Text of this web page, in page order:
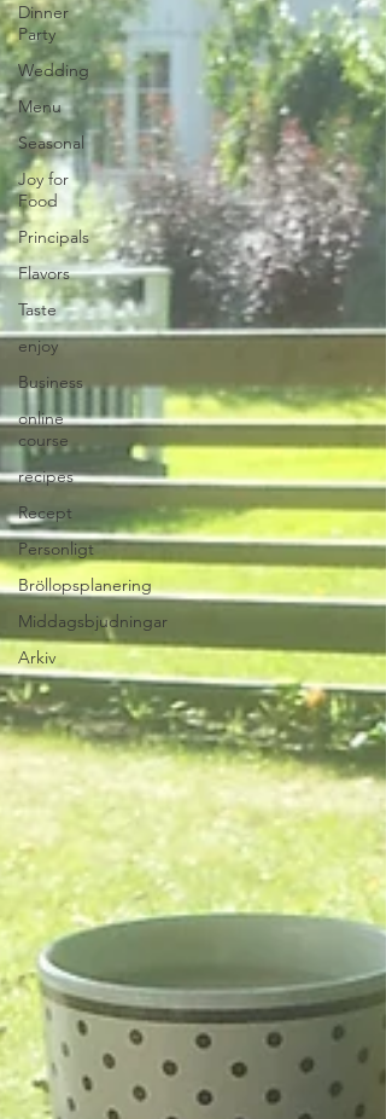
Dinner
Party
Wedding
Menu
Seasonal
Joy for
Food
Principals
Flavors
Taste
enjoy
Business
online
course
recipes
Recept
Personligt
Bröllopsplanering
Middagsbjudningar
Arkiv